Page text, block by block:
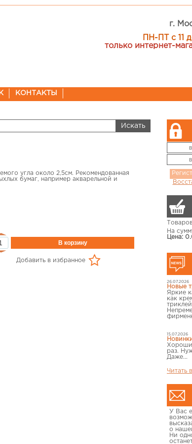
г.
ПН-ПТ с 11
только интернет-
КОНТАКТЫ
На
Цена:
26.07.2026
Новые
Яркие
как
15.07.2026
раз.
Даже...
Читать
У Вас
о
Ни
угла около 2,5см. Рекомендованная
бумаг, например акварельной и
Добавить в избранное